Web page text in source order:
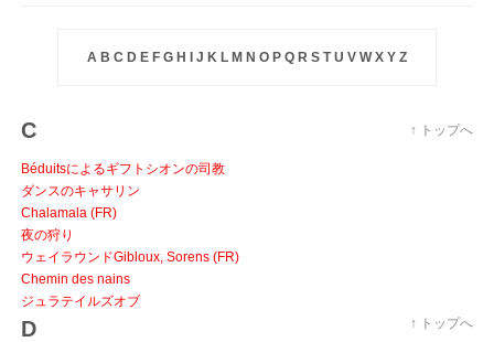
A B C D E F G H J K L M N O P Q R S TU V WX Y Z
↑ トップへ
C
Béduitsによるギフトシオンの司教
ダンスのキャサリン
Chalamala (FR)
夜の狩り
ウェイラウンドGibloux, Sorens (FR)
Chemin des nains
ジュラテイルズオブ
↑ トップへ
D